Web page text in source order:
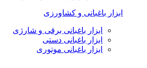
ابزار باغبانی و کشاورزی
ابزار باغبانی برقی و شارژی
ابزار باغبانی دستی
ابزار باغبانی موتوری